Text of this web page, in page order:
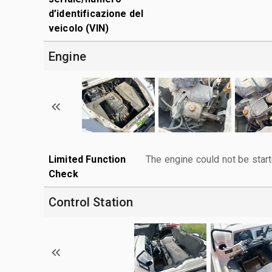
d’identificazione del
veicolo (VIN)
Engine
Limited Function
Check
The engine could not be
Control Station